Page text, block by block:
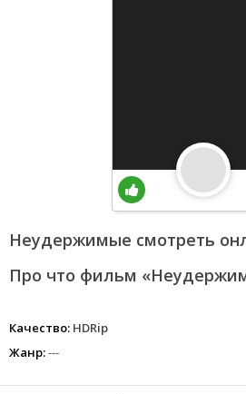
Неудержимые смотреть
Про что фильм
Качество: HDRip
Жанр:---